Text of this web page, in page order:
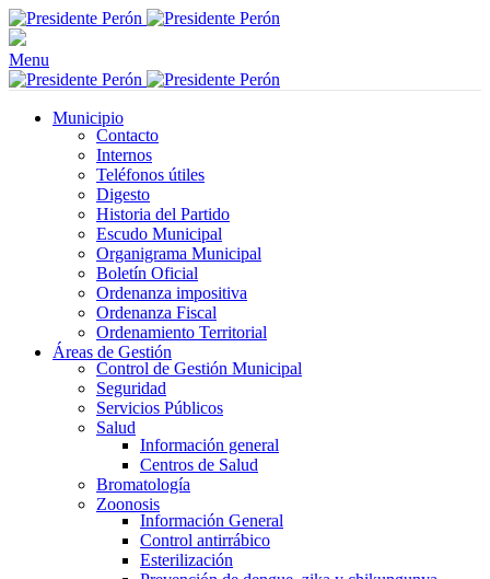
Menu
Municipio
Contacto
Internos
Teléfonos útiles
Digesto
Historia del Partido
Escudo Municipal
Organigrama Municipal
Boletín Oficial
Ordenanza impositiva
Ordenanza Fiscal
Ordenamiento Territorial
Áreas de Gestión
Control de Gestión Municipal
Seguridad
Servicios Públicos
Salud
Información general
Centros de Salud
Bromatología
Zoonosis
Información General
Control antirrábico
Esterilización